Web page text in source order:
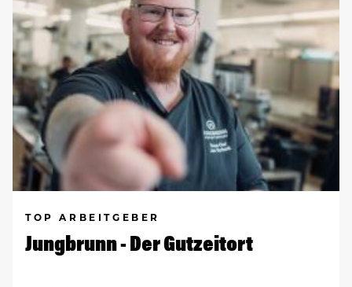
TOP ARBEITGEBER
Jungbrunn - Der Gutzeitort